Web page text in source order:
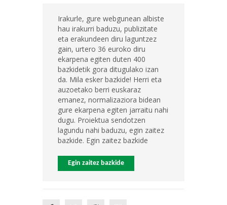
Irakurle, gure webgunean albiste
hau irakurri baduzu, publizitate
eta erakundeen diru laguntzez
gain, urtero 36 euroko diru
ekarpena egiten duten 400
bazkidetik gora ditugulako izan
da. Mila esker bazkide! Herri eta
auzoetako berri euskaraz
emanez, normalizaziora bidean
gure ekarpena egiten jarraitu nahi
dugu. Proiektua sendotzen
lagundu nahi baduzu, egin zaitez
bazkide. Egin zaitez bazkide
Egin zaitez bazkide